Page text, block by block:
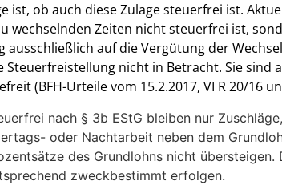
ist, ob auch diese Zulage steuerfrei ist.
wechselnden Zeiten nicht steuerfrei ist,
ausschließlich auf die Vergütung der
Steuerfreistellung nicht in Betracht. Sie sind
(BFH-Urteile vom 15.2.2017, VI R 20/16
nach § 3b EStG bleiben nur
oder Nachtarbeit neben dem
des Grundlohns nicht
zweckbestimmt erfolgen.